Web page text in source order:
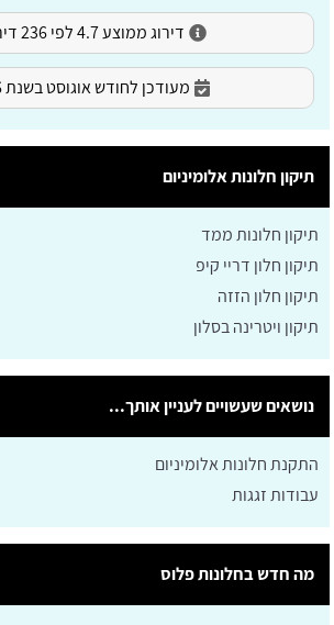
דירוג ממוצע 4.7 לפי 236 דירוגים
מעודכן לחודש אוגוסט בשנת 2026
תיקון חלונות אלומיניום
תיקון חלונות ממד
תיקון חלון דריי קיפ
תיקון חלון הזזה
תיקון ויטרינה בסלון
נושאים שעשויים לעניין אותך...
התקנת חלונות אלומיניום
עבודות זגגות
מה חדש בחלונות פלוס